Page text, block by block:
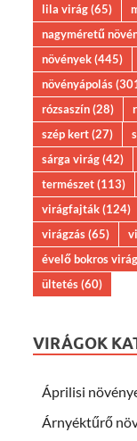
lila virág(65)
nagyméretű
növények(445)
növényápolás
rózsaszín(28)
szép kert(27)
sárga virág(42)
természet(113)
virágfajták(124)
virágzás(65)
évelő bokros
ültetés(60)
VIRÁGOK
Áprilisi
Árnyéktűrő